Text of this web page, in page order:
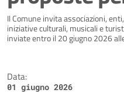
Dettagli della
Il Comune invita associazioni,
iniziative culturali, musicali e
inviate entro il 20 giugno 2026
Data:
01 giugno 2026